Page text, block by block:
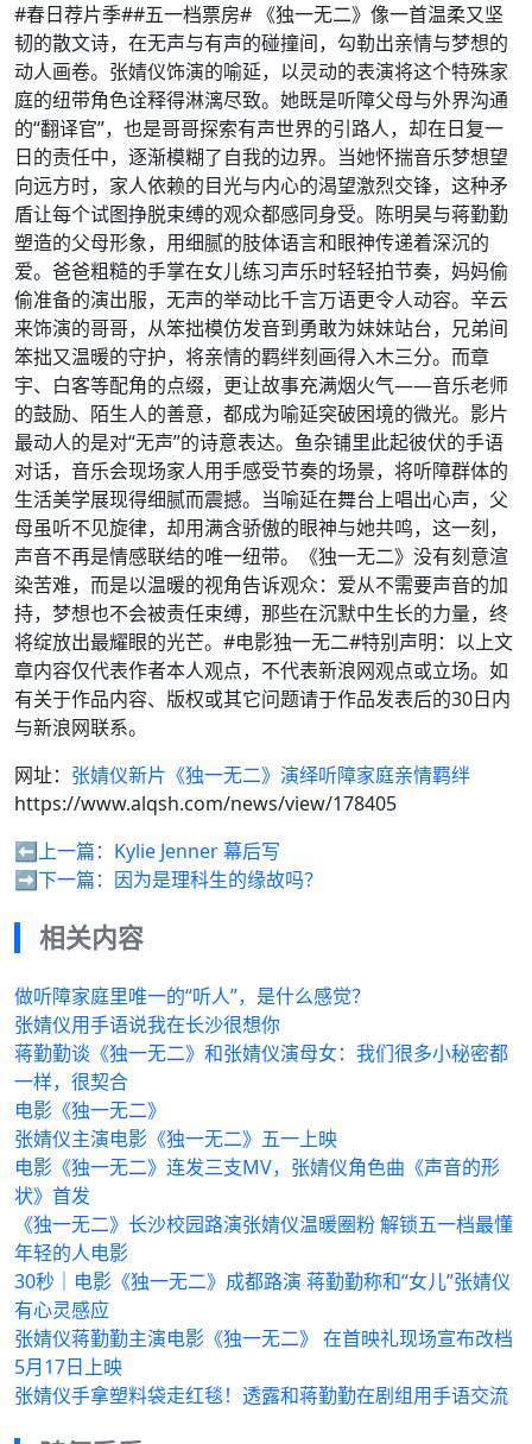
#春日荐片季##五一档票房# 《独一无二》像一首温柔又坚
韧的散文诗，在无声与有声的碰撞间，勾勒出亲情与梦想的
动人画卷。张婧仪饰演的喻延，以灵动的表演将这个特殊家
庭的纽带角色诠释得淋漓尽致。她既是听障父母与外界沟通
的“翻译官”，也是哥哥探索有声世界的引路人，却在日复一
日的责任中，逐渐模糊了自我的边界。当她怀揣音乐梦想望
向远方时，家人依赖的目光与内心的渴望激烈交锋，这种矛
盾让每个试图挣脱束缚的观众都感同身受。陈明昊与蒋勤勤
塑造的父母形象，用细腻的肢体语言和眼神传递着深沉的
爱。爸爸粗糙的手掌在女儿练习声乐时轻轻拍节奏，妈妈偷
偷准备的演出服，无声的举动比千言万语更令人动容。辛云
来饰演的哥哥，从笨拙模仿发音到勇敢为妹妹站台，兄弟间
笨拙又温暖的守护，将亲情的羁绊刻画得入木三分。而章
宇、白客等配角的点缀，更让故事充满烟火气——音乐老师
的鼓励、陌生人的善意，都成为喻延突破困境的微光。影片
最动人的是对“无声”的诗意表达。鱼杂铺里此起彼伏的手语
对话，音乐会现场家人用手感受节奏的场景，将听障群体的
生活美学展现得细腻而震撼。当喻延在舞台上唱出心声，父
母虽听不见旋律，却用满含骄傲的眼神与她共鸣，这一刻，
声音不再是情感联结的唯一纽带。《独一无二》没有刻意渲
染苦难，而是以温暖的视角告诉观众：爱从不需要声音的加
持，梦想也不会被责任束缚，那些在沉默中生长的力量，终
将绽放出最耀眼的光芒。#电影独一无二#特别声明：以上文
章内容仅代表作者本人观点，不代表新浪网观点或立场。如
有关于作品内容、版权或其它问题请于作品发表后的30日内
与新浪网联系。
网址： 张婧仪新片《独一无二》演绎听障家庭亲情羁绊
https://www.alqsh.com/news/view/178405
⬅️上一篇： Kylie Jenner 幕后写
➡️下一篇： 因为是理科生的缘故吗？
相关内容
做听障家庭里唯一的“听人”，是什么感觉？
张婧仪用手语说我在长沙很想你
蒋勤勤谈《独一无二》和张婧仪演母女：我们很多小秘密都
一样，很契合
电影《独一无二》
张婧仪主演电影《独一无二》五一上映
电影《独一无二》连发三支MV，张婧仪角色曲《声音的形
状》首发
《独一无二》长沙校园路演张婧仪温暖圈粉 解锁五一档最懂
年轻的人电影
30秒｜电影《独一无二》成都路演 蒋勤勤称和“女儿”张婧仪
有心灵感应
张婧仪蒋勤勤主演电影《独一无二》 在首映礼现场宣布改档
5月17日上映
张婧仪手拿塑料袋走红毯！透露和蒋勤勤在剧组用手语交流